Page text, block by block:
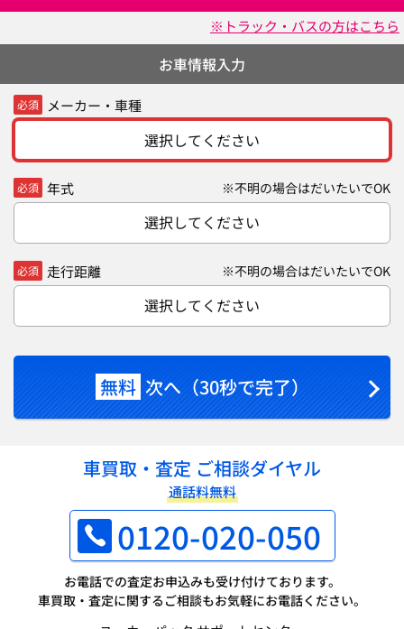
※トラック・バスの方はこちら
お車情報入力
必須 メーカー・車種
選択してください
必須 年式 ※不明の場合はだいたいでOK
選択してください
必須 走行距離 ※不明の場合はだいたいでOK
選択してください
無料 次へ（30秒で完了）
車買取・査定 ご相談ダイヤル
通話料無料
0120-020-050
お電話での査定お申込みも受け付けております。
車買取・査定に関するご相談もお気軽にお電話ください。